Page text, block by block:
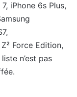
iPhone 6s Plus,
Force Edition,
n’est pas